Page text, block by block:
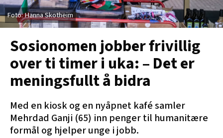
Hanna Skotheim
Sosionomen jobber frivillig
over ti timer i uka: – Det er
meningsfullt å bidra
Med en kiosk og en nyåpnet kafé samler
Mehrdad Ganji (65) inn penger til humanitære
formål og hjelper unge i jobb.